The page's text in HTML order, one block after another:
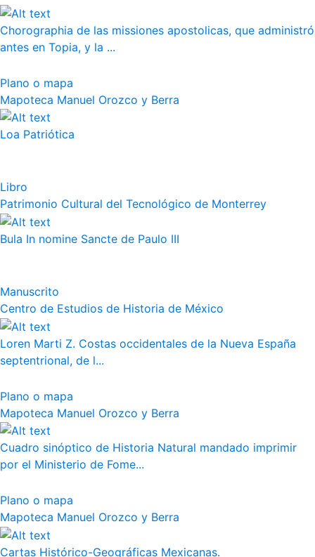
Chorographia de las missiones apostolicas, que administró
antes en Topia, y la ...
Plano o mapa
Mapoteca Manuel Orozco y Berra
Loa Patriótica
Libro
Patrimonio Cultural del Tecnológico de Monterrey
Bula In nomine Sancte de Paulo III
Manuscrito
Centro de Estudios de Historia de México
Loren Marti Z. Costas occidentales de la Nueva España
septentrional, de l...
Plano o mapa
Mapoteca Manuel Orozco y Berra
Cuadro sinóptico de Historia Natural mandado imprimir
por el Ministerio de Fome...
Plano o mapa
Mapoteca Manuel Orozco y Berra
Cartas Histórico-Geográficas Mexicanas.